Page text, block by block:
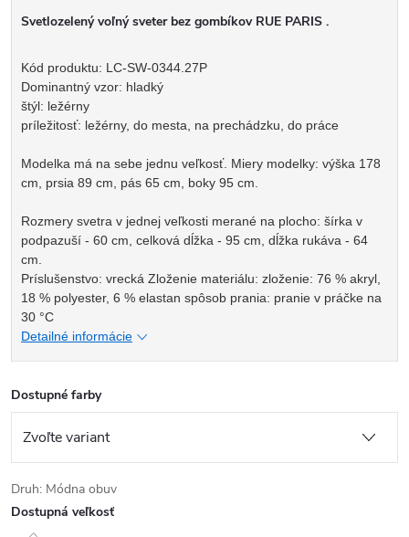
Svetlozelený voľný sveter bez gombíkov RUE PARIS .
Kód produktu: LC-SW-0344.27P
Dominantný vzor: hladký
štýl: ležérny
príležitosť: ležérny, do mesta, na prechádzku, do práce
Modelka má na sebe jednu veľkosť. Miery modelky: výška 178
cm, prsia 89 cm, pás 65 cm, boky 95 cm.
Rozmery svetra v jednej veľkosti merané na plocho: šírka v
podpazuší - 60 cm, celková dĺžka - 95 cm, dĺžka rukáva - 64
cm.
Príslušenstvo: vrecká Zloženie materiálu: zloženie: 76 % akryl,
18 % polyester, 6 % elastan spôsob prania: pranie v práčke na
30 °C
Detailné informácie
Dostupné farby
Druh: Módna obuv
Dostupná veľkosť